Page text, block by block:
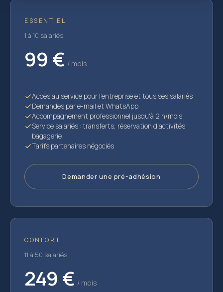
ESSENTIEL
1 à 10 salariés
99 € / mois
Accès au service pour l'entreprise et tous ses salariés
Demandes par e-mail et WhatsApp
Accompagnement professionnel jusqu'à 2 h/mois
Service salariés : transferts, réservation d'activités,
bagagerie
Tarifs partenaires négociés
Demander une pré-adhésion
CONFORT
11 à 50 salariés
249 € / mois